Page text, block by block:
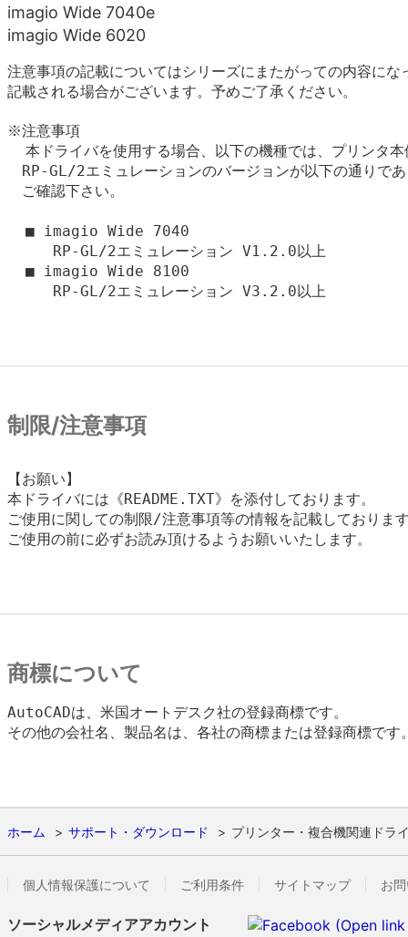
imagio Wide 7040e
imagio Wide 6020
注意事項の記載についてはシリーズにまたがっての内容に
記載される場合がございます。予めご了承ください。
※注意事項
本ドライバを使用する場合、以下の機種では、プリンタ
RP-GL/2エミュレーションのバージョンが以下の通りで
ご確認下さい。
  ■ imagio Wide 7040
     RP-GL/2エミュレーション V1.2.0以上
  ■ imagio Wide 8100
     RP-GL/2エミュレーション V3.2.0以上
制限/注意事項
【お願い】
本ドライバには《README.TXT》を添付しております。
ご使用に関しての制限/注意事項等の情報を記載しておりま
ご使用の前に必ずお読み頂けるようお願いいたします。
商標について
AutoCADは、米国オートデスク社の登録商標です。
その他の会社名、製品名は、各社の商標または登録商標です
ホーム サポート・ダウンロード プリンター・複合機関連ドラ
個人情報保護について ご利用条件 サイトマップ お
ソーシャルメディアアカウント